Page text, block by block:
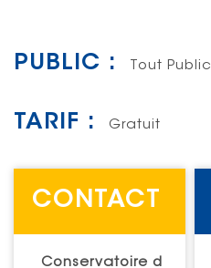
PUBLIC : Tout Public
TARIF : Gratuit
CONTACT
Conservatoire d